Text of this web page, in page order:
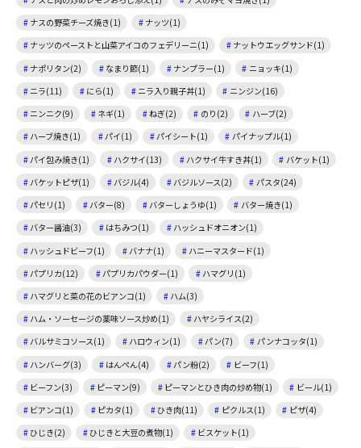
ナスの野菜チーズ焼き(1)
ナッツ(1)
ナッツのペーストと山菜アイコのフェデリーニ(1)
ナットウエッグサンド(1)
ナポリタン(2)
なまり節(1) ナンプラー(1)
ニョッキ(1)
ニラ(11)
にら(1) ニラ入り親子丼(1)
ニンジン(16)
ニンニク(9)
ネギ(1) ねぎ(2) のり(2)
ハーブ(2)
ハーブ焼き(1)
パイ(1) パイシート(1)
パイナップル(1)
パイ包み焼き(1)
ハクサイ(13) ハクサイ牛すき丼(1)
バケット(1)
バケットピザ(1)
バジル(4) バジルソース(2)
パスタ(24)
パセリ(1)
バター(8) バターしょうゆ(1)
バター焼き(1)
バター醤油(3)
はちみつ(1)
ハッシュドオニオン(1)
ハッシュドビーフ(1)
バナナ(1)
ハニーマスタード(1)
パプリカ(12)
パプリカパウダー(1)
ハマグリ(1)
ハマグリと菜の花のビアンコ(1)
ハム(3)
ハム・ソーセージの薬味ソース炒め(1)
ハヤシライス(2)
バルサミコソース(1)
ハロウィン(1) パン(7)
パンナコッタ(1)
ハンバーグ(3)
はんぺん(4) パン粉(2)
ビーフ(1)
ビーフン(3)
ピーマン(9) ピーマンとひき肉の炒め物(1)
ビール(1)
ビアンコ(1)
ピカタ(1) ひき肉(11) ピクルス(1)
ピザ(4)
ひじき(2)
ひじきと大豆の煮物(1)
ビスケット(1)